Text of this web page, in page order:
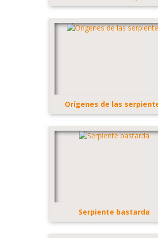
Orígenes de las
Serpiente bastarda